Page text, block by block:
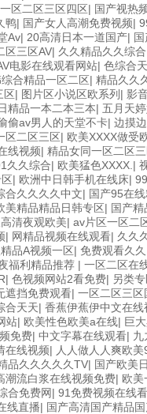
区二区三区四区| 国产视热
鸭| 国产女人高潮免费视频|
Av| 20高清日本一道国产|
区三区AV| 久久精品久久综合
电影在线观看网站| 色综合
合精品一区二区| 精品久久
区| 图片区小说区欧系列 | 影
精品一本二本三本| 五月天
偷av男人的天堂不卡| 边摸
区二区三区| 欧美XXXX做受
线视频| 精品女同一区二区
久久综合| 欧美猛色XXXX. |
| 欧洲中日韩手机在线床|
合久久久久中文| 国产95在
美精品精品日韩专区| 国产
清夜观欧美| av片区一区二
| 网精品视频在线观看| 久久
品A视频一区| 免费观看久
福利精品推荐 | 一区二区在
| 色视频网站2看免费| 另类
遮挡免费观看| 一区二区三
合天天| 香蕉伊蕉伊中文在线
站| 欧美性色欧美a在线| 巨
免费| 中文字幕在线观看| 九
在线视频| 人人做人人爽欧
品久久久久久TV| 国产欧美
潮流白浆在线视频免费| 欧美
合免费网| 91免费视频在线看
线直播| 国产高清国产精品